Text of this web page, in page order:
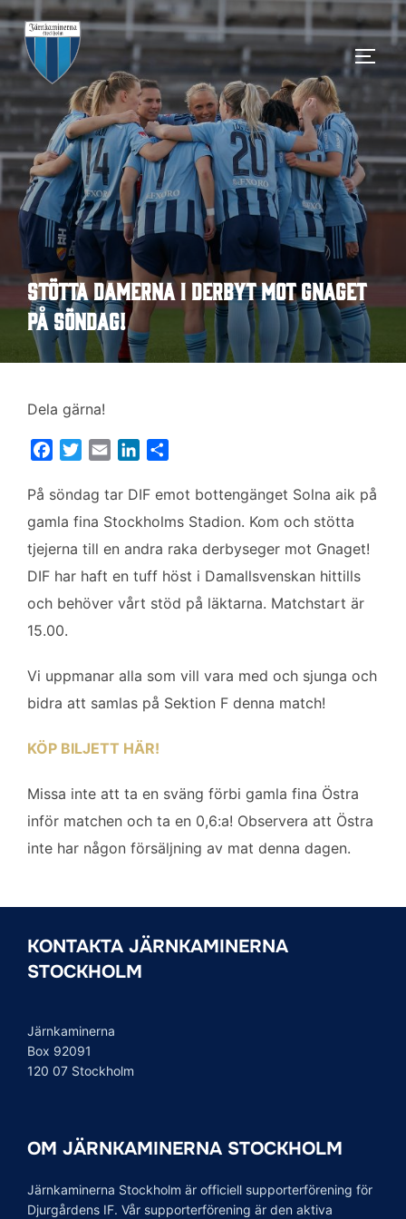
Hoppa
till
innehåll
SLÅ
Stötta damerna i derbyt mot Gnaget
på söndag!
Dela gärna!
c
e
o
o
k
i
t
e
r
a
i
n
k
d
I
n
l
a
På söndag tar DIF emot bottengänget Solna aik på
gamla fina Stockholms Stadion. Kom och stötta
tjejerna till en andra raka derbyseger mot Gnaget!
DIF har haft en tuff höst i Damallsvenskan hittills
och behöver vårt stöd på läktarna. Matchstart är
15.00.
Vi uppmanar alla som vill vara med och sjunga och
bidra att samlas på Sektion F denna match!
KÖP BILJETT HÄR!
Missa inte att ta en sväng förbi gamla fina Östra
inför matchen och ta en 0,6:a! Observera att Östra
inte har någon försäljning av mat denna dagen.
KONTAKTA JÄRNKAMINERNA
STOCKHOLM
Järnkaminerna
Box 92091
120 07 Stockholm
OM JÄRNKAMINERNA STOCKHOLM
Järnkaminerna Stockholm är officiell supporterförening för
Djurgårdens IF. Vår supporterförening är den aktiva